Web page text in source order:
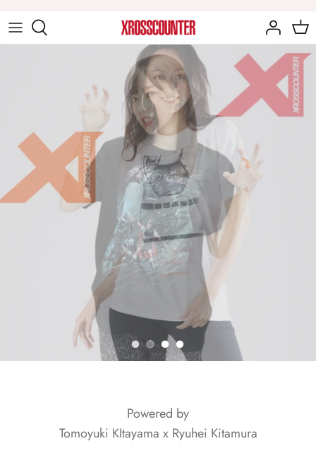
キ
ッ
戸川純アイテム
ゲームアイテム
映画アイテム
ジェットコースターアイテム
童夢・零アイテム
甲府星人アイテム
辻秀輝アイテム
Powered by
Tomoyuki KItayama x Ryuhei Kitamura